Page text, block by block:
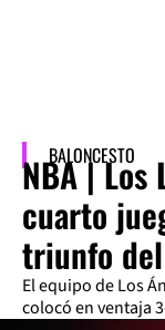
BALONCESTO
NBA | Los
cuarto
triunfo
El equipo de Los
colocó en ventaja